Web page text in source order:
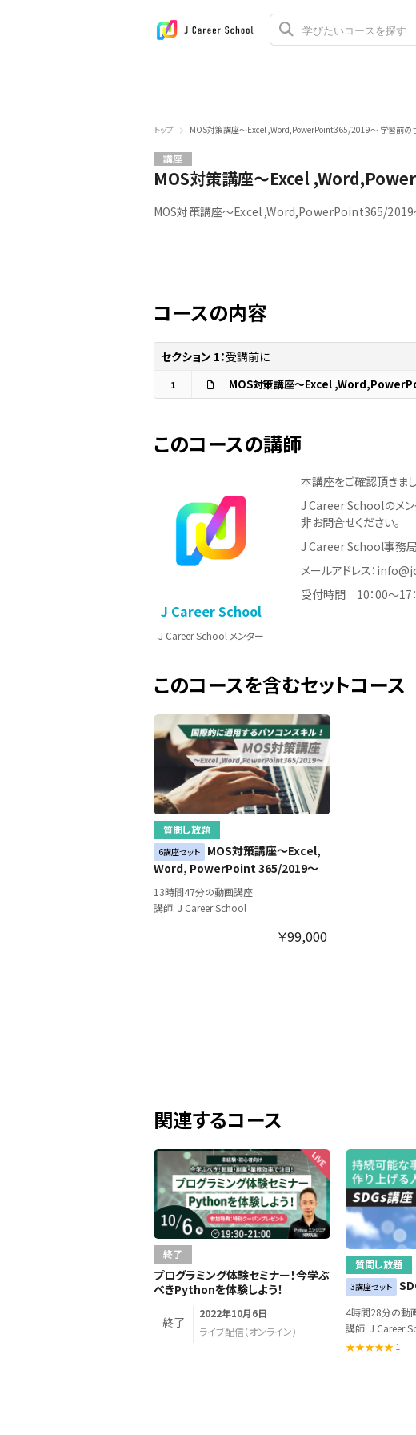
トップ MOS対策講座～Excel ,Word,PowerPoint365/2019～ 学習前の
講座
MOS対策講座～Excel
MOS対策講座～Excel ,Word,PowerPoint365/2019
コースの内容
セクション 1：受講前に
1
このコースの講師
J Career School
J Career School メンター
本講座をご確認頂きまし
J Career Schoolのメン
非お問合せください。
J Career School事務局
メールアドレス：
受付時間 10：00〜17：
このコースを含むセットコース
質問し放題
6講座セット
MOS対策講座～Excel,
Word, PowerPoint 365/2019～
13時間47分の動画講座
講師: J Career School
￥99,000
関連するコース
終了
プログラミング体験セミナー！今学ぶ
べきPythonを体験しよう！
終了
2022年10月6日
ライブ配信（オンライン）
質問し放題
3講座セット
4時間28分の動
講師: J Career
1